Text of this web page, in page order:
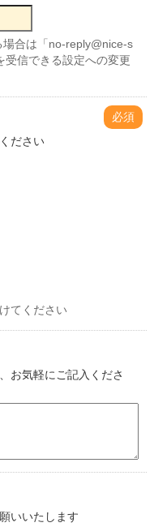
合は「no-reply@nice-s
信できる設定への変更
必須
ださい
てください
お気軽にご記入くださ
いいたします